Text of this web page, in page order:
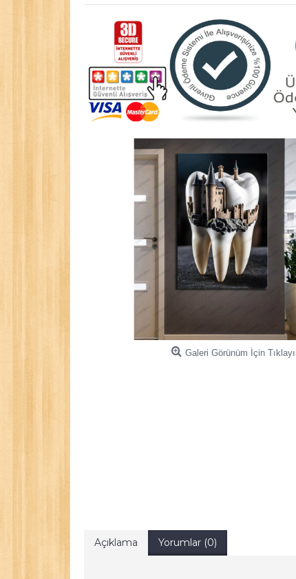
Galeri Görünüm İçin
Açıklama Yorumlar (0)